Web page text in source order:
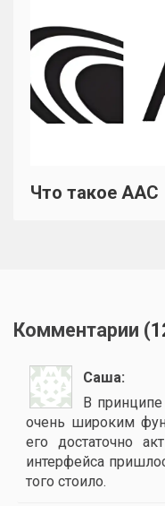
Что такое AAC
Комментарии (
Саша
В
очень широким
его достаточно
интерфейса
того стоило.